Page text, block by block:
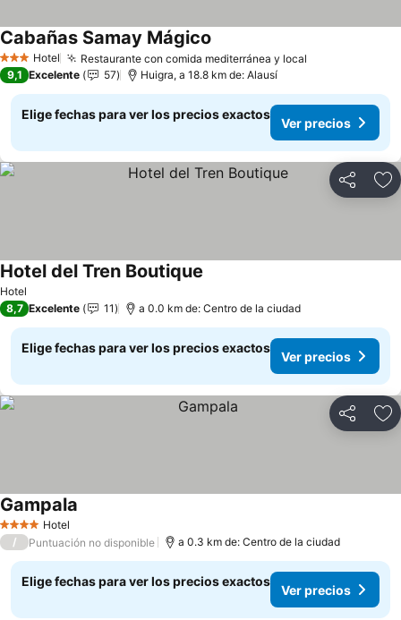
3 Estrellas
Hotel Restaurante con comida mediterránea y local
Cabañas Samay Mágico
9,1 Excelente 57 Huigra, a 18.8 km de: Alausí
Elige fechas para ver los precios exactos
Ver precios
Compartir
Hotel
Hotel del Tren Boutique
8,7 Excelente 11 a 0.0 km de: Centro de la ciudad
Elige fechas para ver los precios exactos
Ver precios
Compartir
4 EstrellasHotel
Gampala
/ Puntuación no disponible a 0.3 km de: Centro de la ciudad
Elige fechas para ver los precios exactos
Ver precios